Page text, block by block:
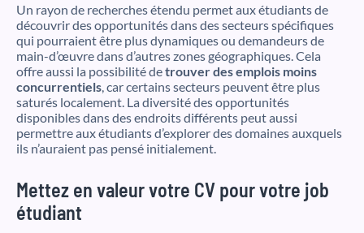
Un rayon de recherches étendu permet aux étudiants de
découvrir des opportunités dans des secteurs spécifiques
qui pourraient être plus dynamiques ou demandeurs de
main-d’œuvre dans d’autres zones géographiques. Cela
offre aussi la possibilité detrouver des emplois moins
concurrentiels, car certains secteurs peuvent être plus
saturés localement. La diversité des opportunités
disponibles dans des endroits différents peut aussi
permettre aux étudiants d’explorer des domaines auxquels
ils n’auraient pas pensé initialement.
Mettez en valeur votre CV pour votre job
étudiant